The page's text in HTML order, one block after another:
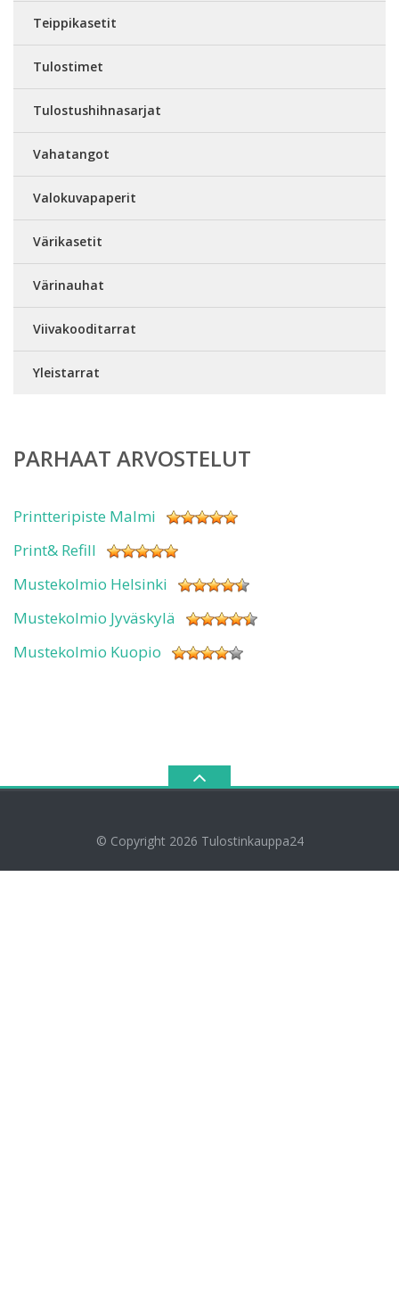
Teippikasetit
Tulostimet
Tulostushihnasarjat
Vahatangot
Valokuvapaperit
Värikasetit
Värinauhat
Viivakooditarrat
Yleistarrat
PARHAAT ARVOSTELUT
Printteripiste Malmi
Print& Refill
Mustekolmio Helsinki
Mustekolmio Jyväskylä
Mustekolmio Kuopio
© Copyright 2026 Tulostinkauppa24